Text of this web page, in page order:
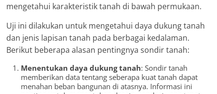
mengetahui karakteristik tanah di bawah permukaan.
Uji ini dilakukan untuk mengetahui daya dukung tanah
dan jenis lapisan tanah pada berbagai kedalaman.
Berikut beberapa alasan pentingnya sondir tanah:
Menentukan daya dukung tanah: Sondir tanah
memberikan data tentang seberapa kuat tanah dapat
menahan beban bangunan di atasnya. Informasi ini